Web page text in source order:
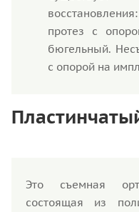
протез с
бюгельный.
с опорой на
Это съемная
состоящая из